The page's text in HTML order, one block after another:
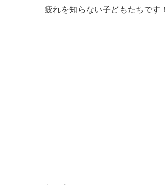
疲れを知らない子どもたちです！